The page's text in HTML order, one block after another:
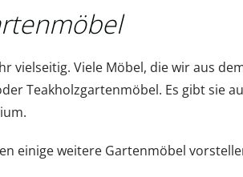
vielseitig. Viele Möbel, die wir aus
Teakholzgartenmöbel. Es gibt sie
einige weitere Gartenmöbel